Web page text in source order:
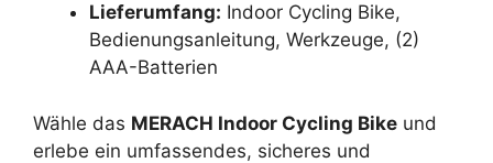
Lieferumfang: Indoor Cycling Bike,
Bedienungsanleitung, Werkzeuge, (2)
AAA-Batterien
Wähle das MERACH Indoor Cycling Bike und
erlebe ein umfassendes, sicheres und